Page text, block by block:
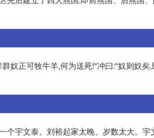
奴正可牧牛羊,何为送死!"冲曰:"奴则奴矣,
个宇文泰。刘裕起家太晚、岁数太大。宇